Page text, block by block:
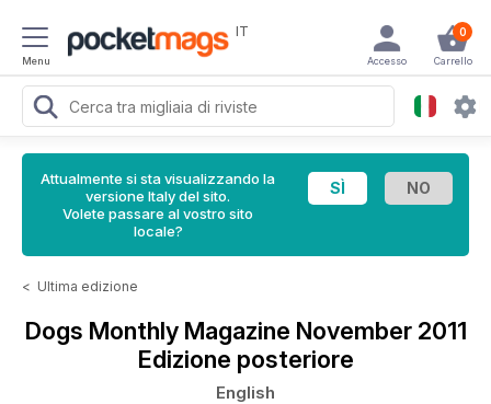
Menu
IT 0
Carrello
Accesso
Attualmente si sta visualizzando la
versione Italy del sito.
Volete passare al vostro sito
locale?
< Ultima edizione
Dogs Monthly Magazine November 2011
Edizione posteriore
English